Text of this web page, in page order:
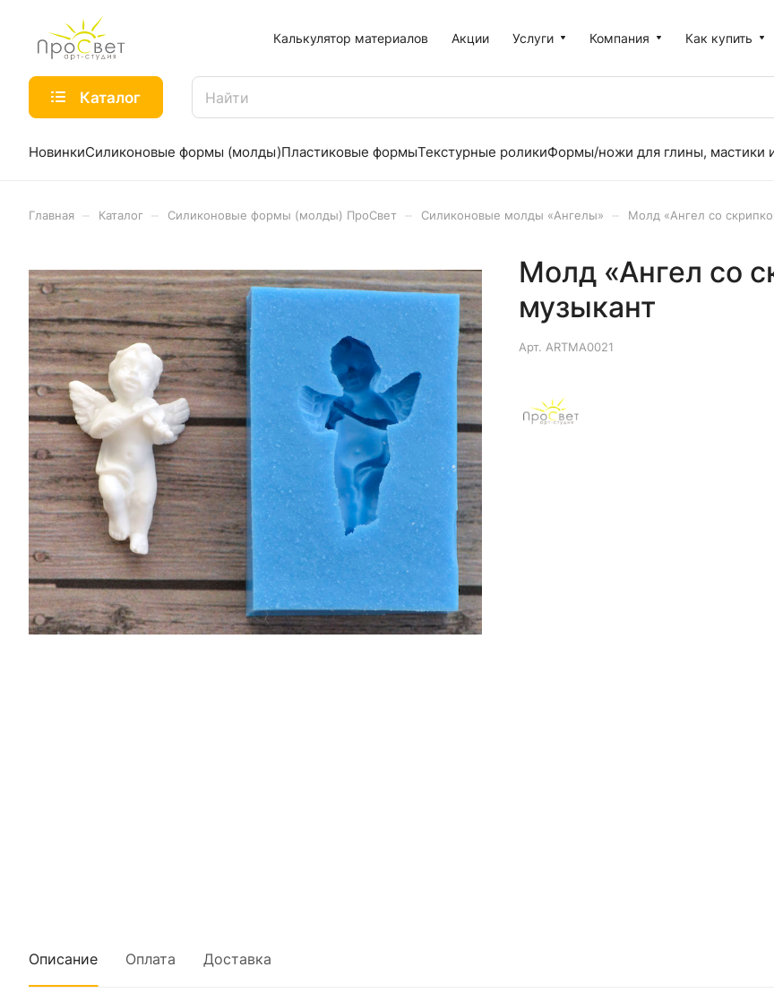
Калькулятор материалов Акции Услуги Компания Как купить
Каталог
НовинкиСиликоновые формы (молды)Пластиковые формыТекстурные роликиФормы/ножи для глины, мастики
Главная Каталог Силиконовые формы (молды) ПроСвет Силиконовые молды «Ангелы» Молд «Ангел со
Молд «Ангел со
музыкант
Арт. ARTMA0021
Описание Оплата Доставка